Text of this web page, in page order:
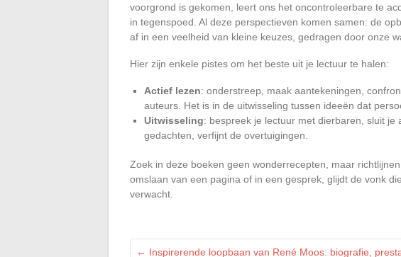
voorgrond is gekomen, leert ons het oncontroleerbare te
in tegenspoed. Al deze perspectieven komen samen: de
af in een veelheid van kleine keuzes, gedragen door onze
Hier zijn enkele pistes om het beste uit je lectuur te halen:
Actief lezen: onderstreep, maak aantekeningen,
auteurs. Het is in de uitwisseling tussen ideeën dat
Uitwisseling: bespreek je lectuur met dierbaren, sluit
gedachten, verfijnt de overtuigingen.
Zoek in deze boeken geen wonderrecepten, maar
omslaan van een pagina of in een gesprek, glijdt de vonk
verwacht.
← Inspirerende loopbaan van René Moos: biografie,